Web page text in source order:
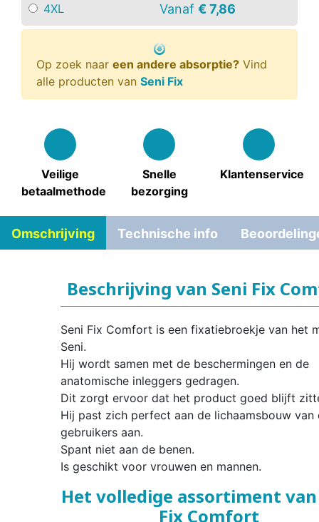
4XL Vanaf € 7,86
Op zoek naar een andere absorptie? Vind
alle producten van Seni Fix
Veilige
betaalmethode
Snelle
bezorging
Klantenservice
Omschrijving Technische info
Beschrijving van Seni Fix
Seni Fix Comfort is een fixatiebroekje van het
Seni.
Hij wordt samen met de beschermingen en de
anatomische inleggers gedragen.
Dit zorgt ervoor dat het product goed blijft
Hij past zich perfect aan de lichaamsbouw van
gebruikers aan.
Spant niet aan de benen.
Is geschikt voor vrouwen en mannen.
Het volledige assortiment van
Fix Comfort